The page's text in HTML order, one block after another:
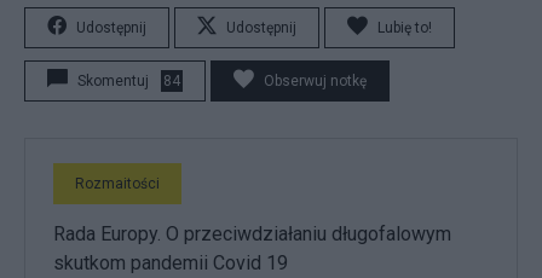
Udostępnij Udostępnij Lubię to!
Skomentuj 84 Obserwuj notkę
Rozmaitości
Rada Europy. O przeciwdziałaniu długofalowym
skutkom pandemii Covid 19